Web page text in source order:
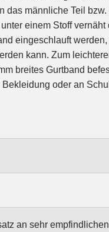
das männliche Teil
einem Stoff
eingeschlauft
kann. Zum
breites Gurtband
oder an
an sehr